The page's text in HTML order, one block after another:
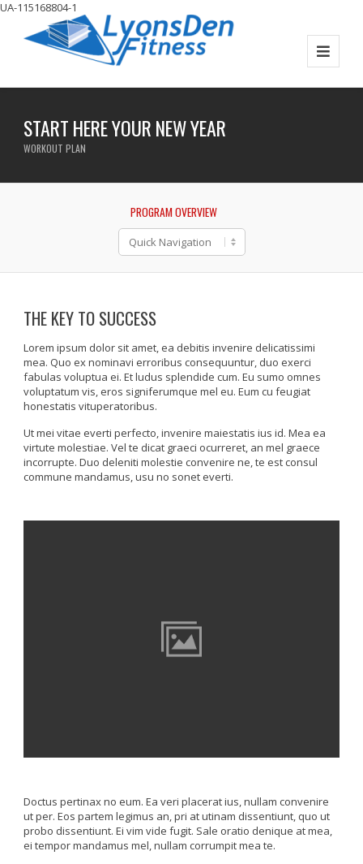
UA-115168804-1
START HERE YOUR NEW YEAR
WORKOUT PLAN
PROGRAM OVERVIEW
THE KEY TO SUCCESS
Lorem ipsum dolor sit amet, ea debitis invenire delicatissimi
mea. Quo ex nominavi erroribus consequuntur, duo exerci
fabulas voluptua ei. Et ludus splendide cum. Eu sumo omnes
voluptatum vis, eros signiferumque mel eu. Eum cu feugiat
honestatis vituperatoribus.
Ut mei vitae everti perfecto, invenire maiestatis ius id. Mea ea
virtute molestiae. Vel te dicat graeci ocurreret, an mel graece
incorrupte. Duo deleniti molestie convenire ne, te est consul
commune mandamus, usu no sonet everti.
Doctus pertinax no eum. Ea veri placerat ius, nullam convenire
ut per. Eos partem legimus an, pri at utinam dissentiunt, quo ut
probo dissentiunt. Ei vim vide fugit. Sale oratio denique at mea,
ei tempor mandamus mel, nullam corrumpit mea te.